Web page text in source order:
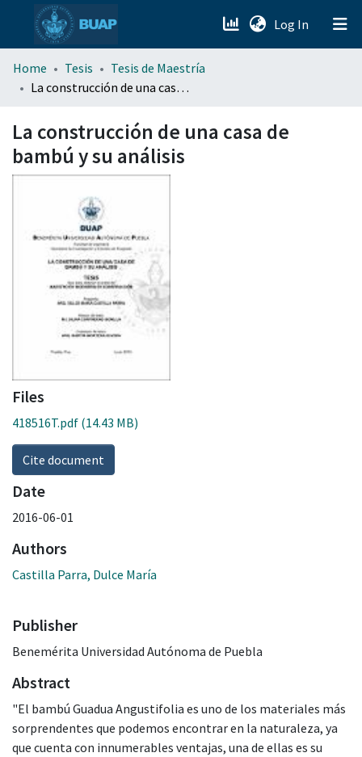
Log In (current)
menu.section.about_menu
Home Tesis
Tesis de Maestría
La construcción de una casa de bambú y su análisis
La construcción de una casa de
bambú y su análisis
Files
418516T.pdf (14.43 MB)
Cite document
Date
2016-06-01
Authors
Castilla Parra, Dulce María
Publisher
Benemérita Universidad Autónoma de Puebla
Abstract
"El bambú Guadua Angustifolia es uno de los materiales más
sorprendentes que podemos encontrar en la naturaleza, ya
que cuenta con innumerables ventajas, una de ellas es su